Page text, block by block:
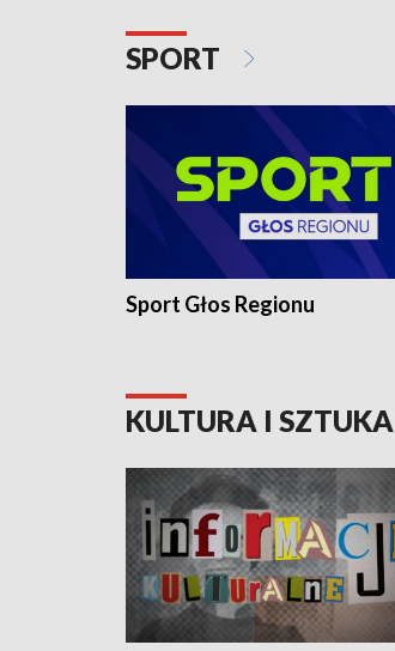
SPORT
Sport Głos Regionu
KULTURA I SZTUKA